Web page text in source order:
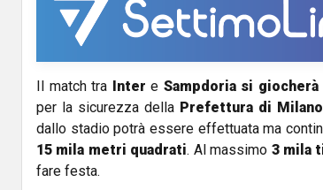
e
o
Il match tra Inter e Sampdoria si
per la sicurezza della Prefettura di Milano
dallo stadio potrà essere effettuata ma
15 mila metri quadrati. Al massimo 3 mila
fare festa.